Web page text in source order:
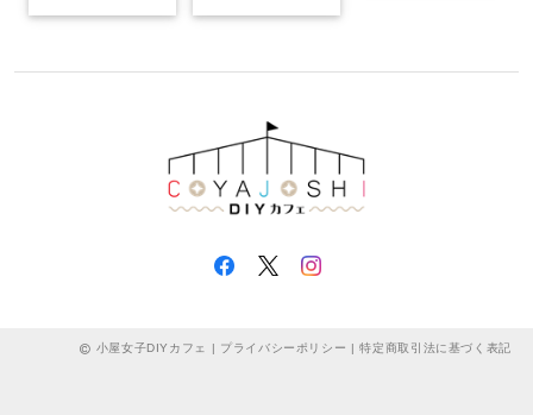
小屋女子DIYカフェ | プライバシーポリシー |特定商取引法に基づく表記